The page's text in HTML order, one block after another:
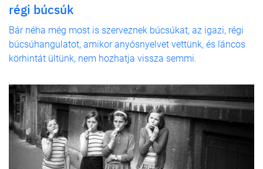
régi búcsúk
Bár néha még most is szerveznek búcsúkat, az igazi, régi
búcsúhangulatot, amikor anyósnyelvet vettünk, és láncos
körhintát ültünk, nem hozhatja vissza semmi.